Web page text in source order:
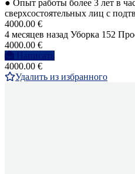
● Опыт работы более 3 лет в
сверхсостоятельных лиц с
4000.00 €
4 месяцев назад Уборка 152
4000.00 €
Написать
4000.00 €
Удалить из избранного